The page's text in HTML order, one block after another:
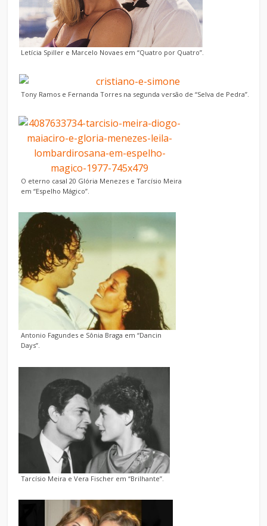
Letícia Spiller e Marcelo Novaes em “Quatro por Quatro”.
Tony Ramos e Fernanda Torres na segunda versão de “Selva de Pedra”.
O eterno casal 20 Glória Menezes e Tarcísio Meira
em “Espelho Mágico”.
Antonio Fagundes e Sônia Braga em “Dancin
Days”.
Tarcísio Meira e Vera Fischer em “Brilhante”.